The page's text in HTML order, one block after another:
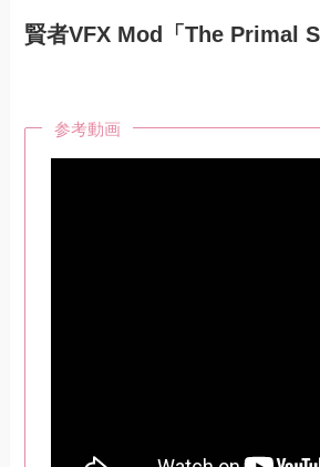
賢者VFX Mod「The Primal
参考動画